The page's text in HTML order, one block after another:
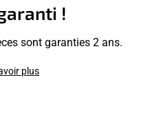
!
sont garanties 2 ans.
plus